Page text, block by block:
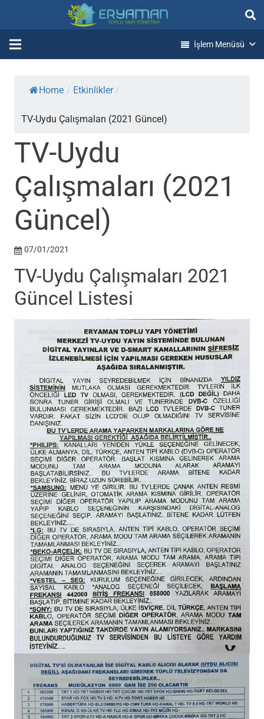
İşlem Menüsü
Home / Etkinlikler /
TV-Uydu Çalışmaları (2021 Güncel)
TV-Uydu
Çalışmaları (2021
Güncel)
07/01/2021
TV-Uydu Çalışmaları 2021
Güncel Listesi